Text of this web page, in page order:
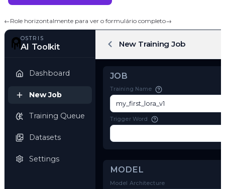
←Role horizontalmente para ver o formulário completo→
OSTRIS
Dashboard
New Job
Training Queue
JOB